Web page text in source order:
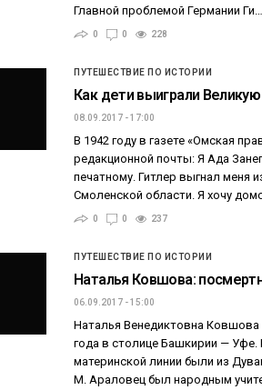
Главной проблемой Германии
0 0 228
ПУТЕШЕСТВИЕ ПО ИСТОРИИ
Как дети выиграли
08.09.2017 - 17:00
В 1942 году в газете «Омская
редакционной почты: Я Ада
печатному. Гитлер выгнал меня
Смоленской области. Я хочу
0 0 237
ПУТЕШЕСТВИЕ ПО ИСТОРИИ
Наталья Ковшова:
06.09.2017 - 15:00
Наталья Венедиктовна Ковшова
года в столице Башкирии — Уфе.
материнской линии были из
М. Араловец был народным